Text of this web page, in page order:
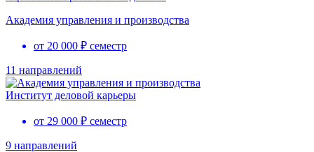
Академия управления и производства
от 20 000 ₽ семестр
11 направлений
Институт деловой карьеры
от 29 000 ₽ семестр
9 направлений